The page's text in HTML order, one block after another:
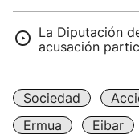
La Diputación
acusación
Sociedad
Ermua
Eibar